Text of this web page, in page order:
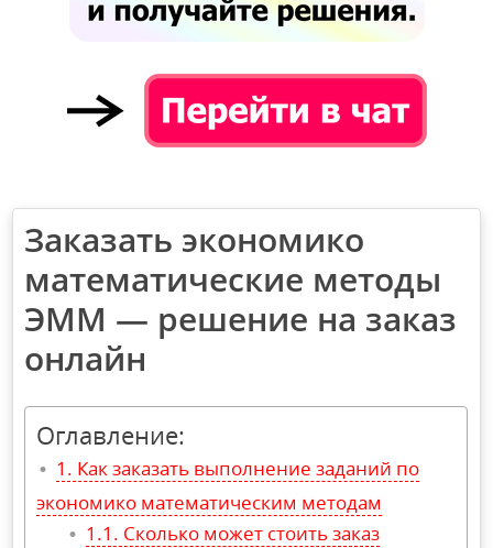
Заказать экономико
математические методы
ЭММ — решение на заказ
онлайн
Оглавление:
Как заказать выполнение заданий по
экономико математическим методам
Сколько может стоить заказ